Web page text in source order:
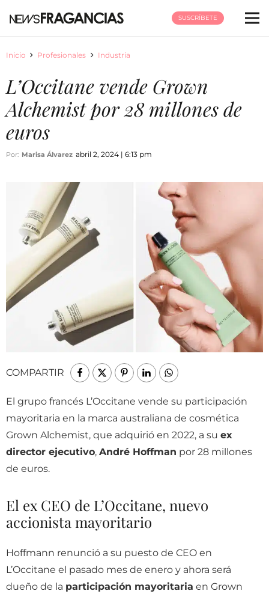
SUSCRÍBETE
Inicio Profesionales Industria
L’Occitane vende Grown
Alchemist por 28 millones de
euros
Por: Marisa Álvarez abril 2, 2024 | 6:13 pm
COMPARTIR
El grupo francés L’Occitane vende su participación
mayoritaria en la marca australiana de cosmética
Grown Alchemist, que adquirió en 2022, a su ex
director ejecutivo, André Hoffman por 28 millones
de euros.
El ex CEO de L’Occitane, nuevo
accionista mayoritario
Hoffmann renunció a su puesto de CEO en
L’Occitane el pasado mes de enero y ahora será
dueño de la participación mayoritaria en Grown